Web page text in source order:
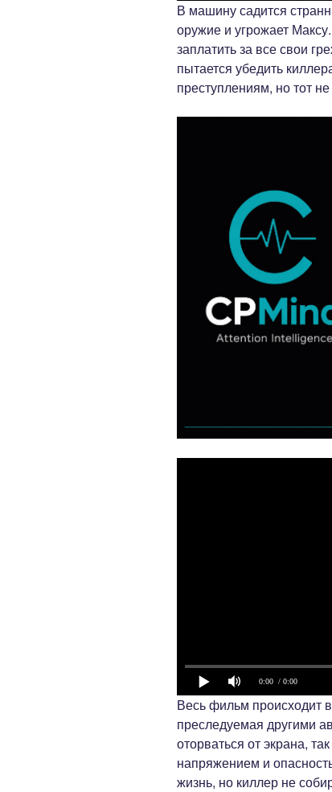
В машину садится
оружие и угрожает
заплатить за все свои
пытается убедить
преступлениям, но тот
0:00 / 0:00
Весь фильм происходит
преследуемая другими
оторваться от экрана,
напряжением и
жизнь, но киллер не